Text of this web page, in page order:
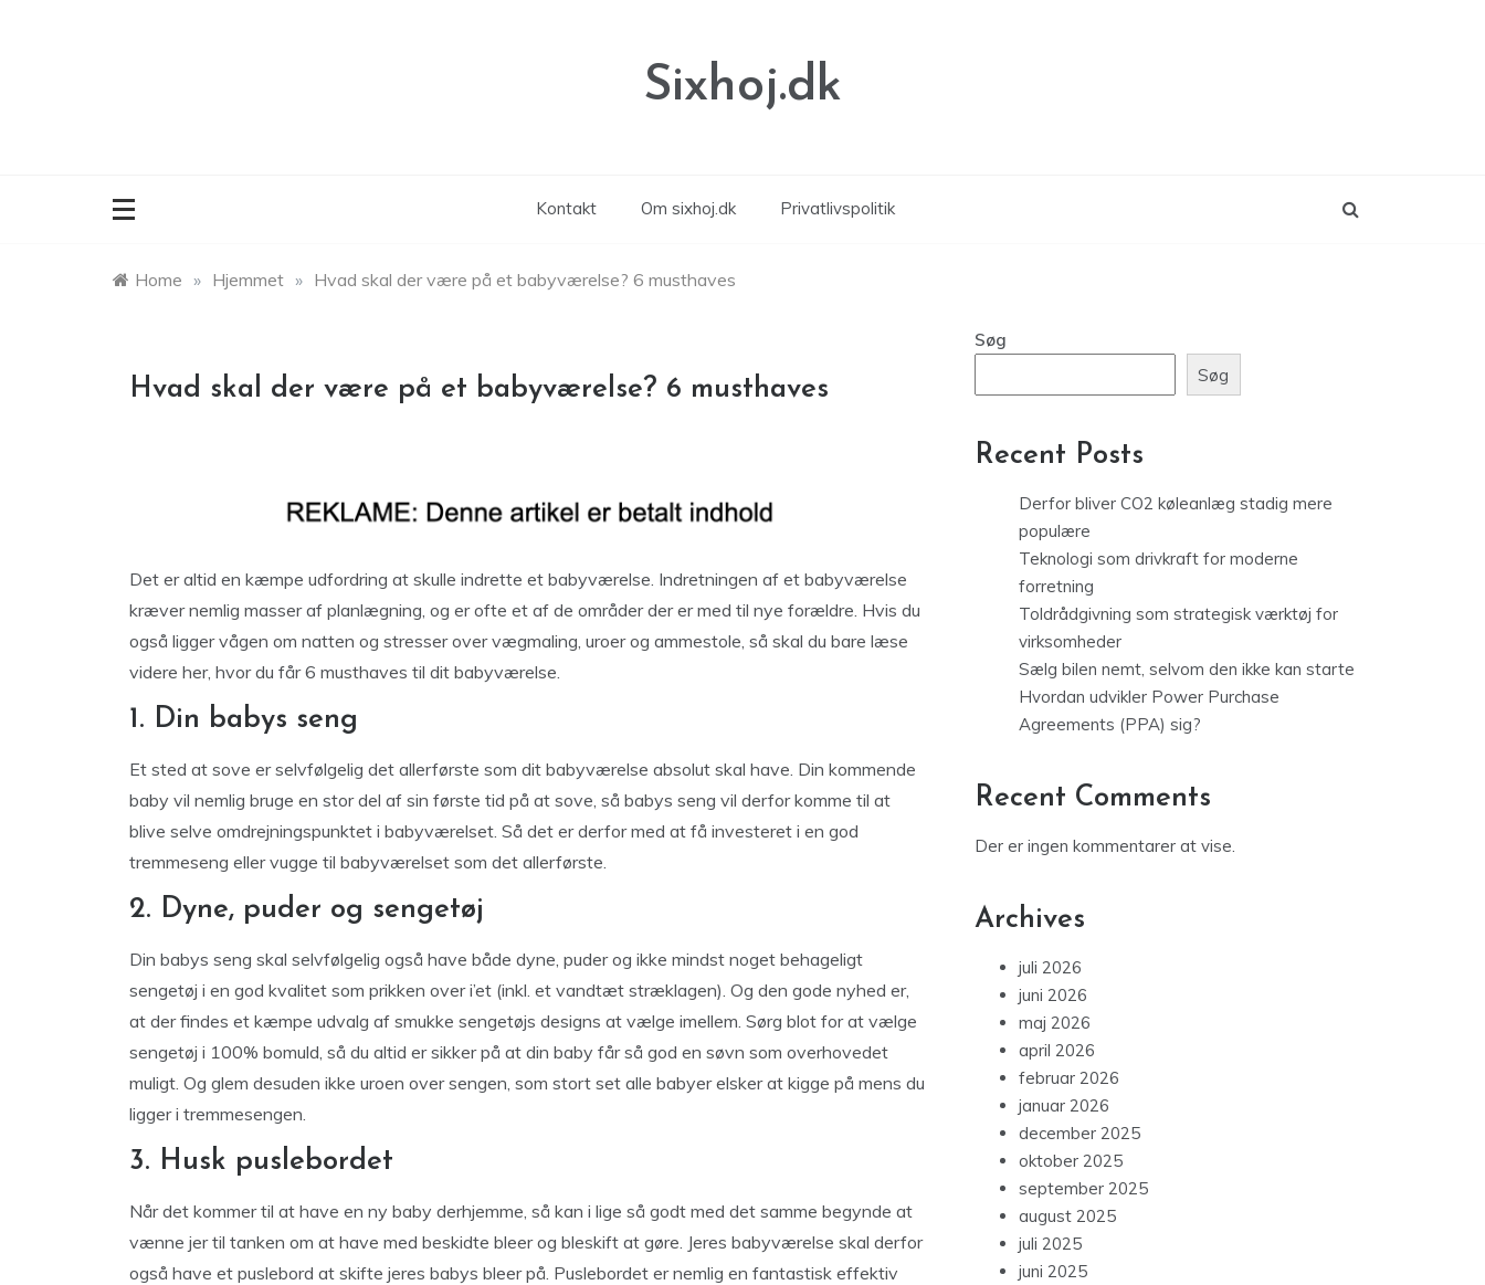
Sixhoj.dk
Kontakt Om sixhoj.dk Privatlivspolitik
Home » Hjemmet » Hvad skal der være på et babyværelse? 6 musthaves
Hvad skal der være på et babyværelse? 6 musthaves
Det er altid en kæmpe udfordring at skulle indrette et babyværelse. Indretningen af et babyværelse
kræver nemlig masser af planlægning, og er ofte et af de områder der er med til nye forældre. Hvis du
også ligger vågen om natten og stresser over vægmaling, uroer og ammestole, så skal du bare læse
videre her, hvor du får 6 musthaves til dit babyværelse.
1. Din babys seng
Et sted at sove er selvfølgelig det allerførste som dit babyværelse absolut skal have. Din kommende
baby vil nemlig bruge en stor del af sin første tid på at sove, så babys seng vil derfor komme til at
blive selve omdrejningspunktet i babyværelset. Så det er derfor med at få investeret i en god
tremmeseng eller vugge til babyværelset som det allerførste.
2. Dyne, puder og sengetøj
Din babys seng skal selvfølgelig også have både dyne, puder og ikke mindst noget behageligt
sengetøj i en god kvalitet som prikken over i’et (inkl. et vandtæt stræklagen). Og den gode nyhed er,
at der findes et kæmpe udvalg af smukke sengetøjs designs at vælge imellem. Sørg blot for at vælge
sengetøj i 100% bomuld, så du altid er sikker på at din baby får så god en søvn som overhovedet
muligt. Og glem desuden ikke uroen over sengen, som stort set alle babyer elsker at kigge på mens du
ligger i tremmesengen.
3. Husk puslebordet
Når det kommer til at have en ny baby derhjemme, så kan i lige så godt med det samme begynde at
vænne jer til tanken om at have med beskidte bleer og bleskift at gøre. Jeres babyværelse skal derfor
også have et puslebord at skifte jeres babys bleer på. Puslebordet er nemlig en fantastisk effektiv
Søg
Søg
Recent Posts
Derfor bliver CO2 køleanlæg stadig mere
populære
Teknologi som drivkraft for moderne
forretning
Toldrådgivning som strategisk værktøj for
virksomheder
Sælg bilen nemt, selvom den ikke kan starte
Hvordan udvikler Power Purchase
Agreements (PPA) sig?
Recent Comments
Der er ingen kommentarer at vise.
Archives
juli 2026
juni 2026
maj 2026
april 2026
februar 2026
januar 2026
december 2025
oktober 2025
september 2025
august 2025
juli 2025
juni 2025